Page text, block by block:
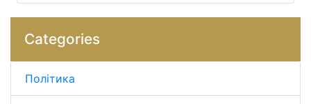
Categories
Політика